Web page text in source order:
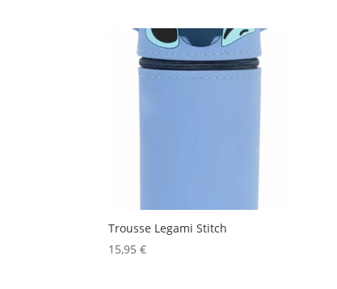
Trousse Legami Stitch
15,95€